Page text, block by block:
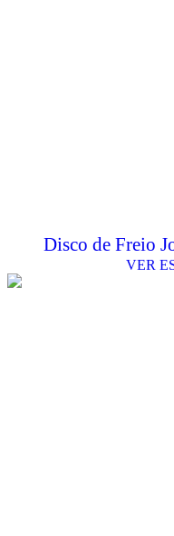
Disco de Freio
VER